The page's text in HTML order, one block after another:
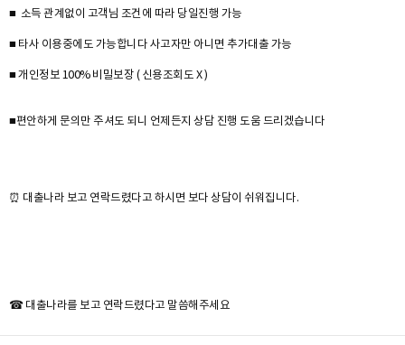
■ 소득 관계없이 고객님 조건에 따라 당일진행 가능
■ 타사 이용중에도 가능합니다 사고자만 아니면 추가대출 가능
■ 개인정보 100% 비밀보장 ( 신용조회도 X )
■편안하게 문의만 주셔도 되니 언제든지 상담 진행 도움 드리겠습니다
⏰ 대출나라 보고 연락드렸다고 하시면 보다 상담이 쉬워집니다.
☎ 대출나라를 보고 연락드렸다고 말씀해주세요